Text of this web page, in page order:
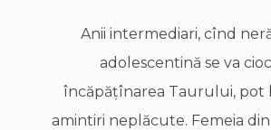
Anii intermediari, cînd
adolescentină se va
încăpăţînarea Taurului, pot
amintiri neplăcute. Femeia